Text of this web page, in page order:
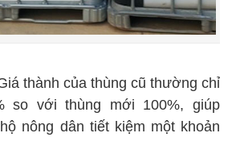
thành của thùng cũ thường chỉ
so với thùng mới 100%, giúp
nông dân tiết kiệm một khoản